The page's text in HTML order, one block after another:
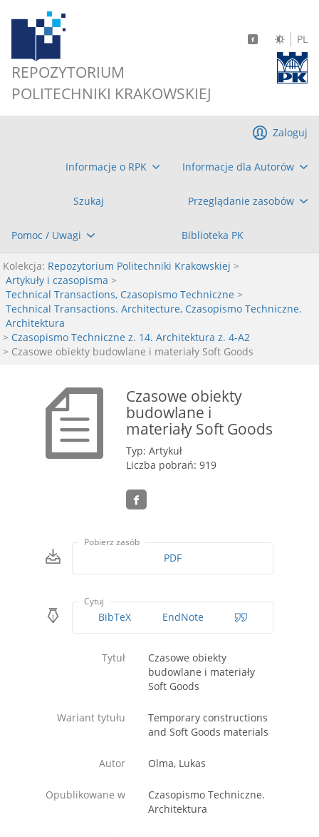
REPOZYTORIUM
POLITECHNIKI KRAKOWSKIEJ
PL
Informacje o RPK Informacje dla Autorów
Szukaj Przeglądanie zasobów
Pomoc / Uwagi Biblioteka PK
Zaloguj
Kolekcja: Repozytorium Politechniki Krakowskiej >
Artykuły i czasopisma >
Technical Transactions, Czasopismo Techniczne >
Technical Transactions. Architecture, Czasopismo Techniczne.
Architektura
> Czasopismo Techniczne z. 14. Architektura z. 4-A2
> Czasowe obiekty budowlane i materiały Soft Goods
Czasowe obiekty
budowlane i
materiały Soft Goods
Typ: Artykuł
Liczba pobrań: 919
Pobierz zasób
PDF
Cytuj
BibTeX EndNote
Tytuł
Czasowe obiekty
budowlane i materiały
Soft Goods
Wariant tytułu
Temporary constructions
and Soft Goods materials
Autor Olma, Lukas
Opublikowane w
Czasopismo Techniczne.
Architektura